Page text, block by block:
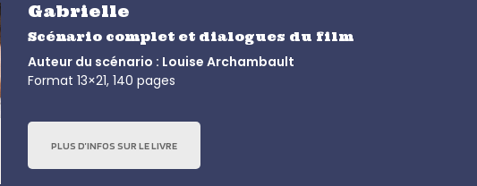
Gabrielle
Scénario complet et dialogues du film
Auteur du scénario : Louise Archambault
Format 13×21, 140 pages
PLUS D’INFOS SUR LE LIVRE